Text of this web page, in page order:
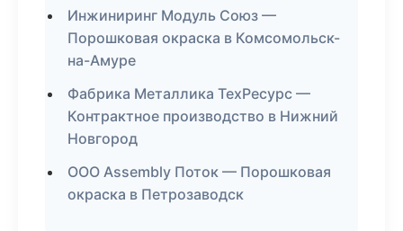
Инжиниринг Модуль Союз —
Порошковая окраска в Комсомольск-
на-Амуре
Фабрика Металлика ТехРесурс —
Контрактное производство в Нижний
Новгород
ООО Assembly Поток — Порошковая
окраска в Петрозаводск